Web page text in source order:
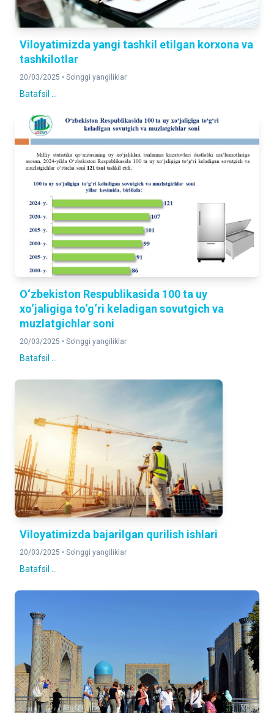
Viloyatimizda yangi tashkil etilgan korxona va
tashkilotlar
20/03/2025 • So'nggi yangiliklar
Batafsil ...
O‘zbekiston Respublikasida 100 ta uy
xo‘jaligiga to‘g‘ri keladigan sovutgich va
muzlatgichlar soni
20/03/2025 • So'nggi yangiliklar
Batafsil ...
Viloyatimizda bajarilgan qurilish ishlari
20/03/2025 • So'nggi yangiliklar
Batafsil ...